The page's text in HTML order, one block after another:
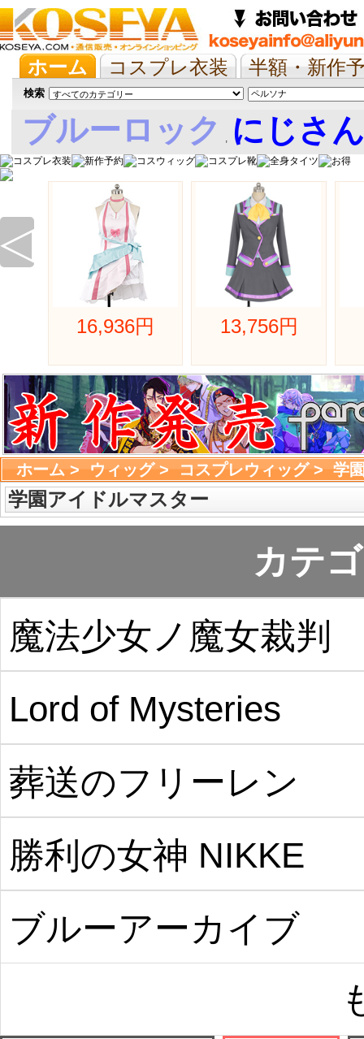
ホーム コスプレ衣装
半額・新作
抱き枕/布団/シーツ
ツイステ ウマ
検索
ブルーロック , にじさ
◁
16,936円 13,756円
ホーム> ウィッグ> コスプレウィッグ> 学
学園アイドルマスター
カテ
魔法少女ノ魔女裁判
Lord of Mysteries
葬送のフリーレン
勝利の女神 NIKKE
ブルーアーカイブ